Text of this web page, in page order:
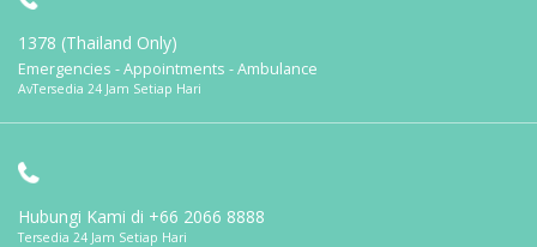
1378 (Thailand Only)
Emergencies - Appointments - Ambulance
AvTersedia 24 Jam Setiap Hari
Hubungi Kami di +66 2066 8888
Tersedia 24 Jam Setiap Hari